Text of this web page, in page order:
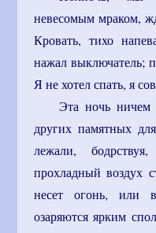
невесомым мраком,
Кровать, тихо
нажал выключатель;
Я не хотел спать, я
Эта ночь ничем
других памятных
лежали,
прохладный воздух
несет огонь, или
озаряются ярким